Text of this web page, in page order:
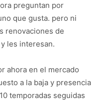
preguntan por
que gusta. pero ni
renovaciones de
les interesan.
ahora en el mercado
a la baja y presencia
temporadas seguidas